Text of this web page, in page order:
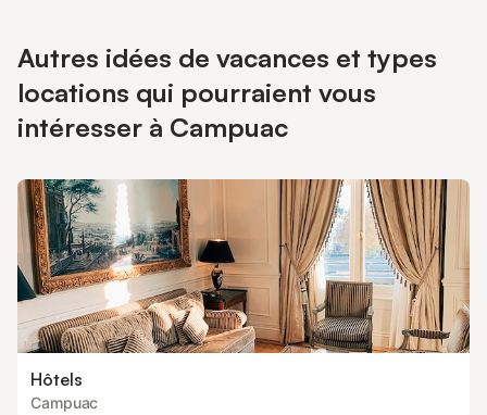
Autres idées de vacances et types
locations qui pourraient vous
intéresser à Campuac
Hôtels
Campuac